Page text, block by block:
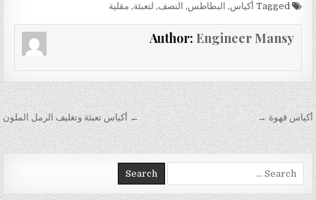
Tagged أكياس, البطاطس, النصف, لتعبئة, مقلية
Author: Engineer Mansy
تصفّح المقالات ← أكياس تعبئة وتغليف الرمل الملون أكياس قهوة →
Search for: